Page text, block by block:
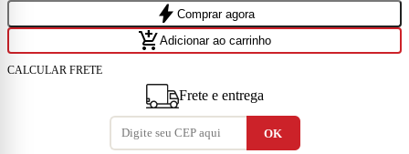
bolt Comprar agora
add_shopping_cartAdicionar ao carrinho
CALCULAR FRETE
Frete e entrega